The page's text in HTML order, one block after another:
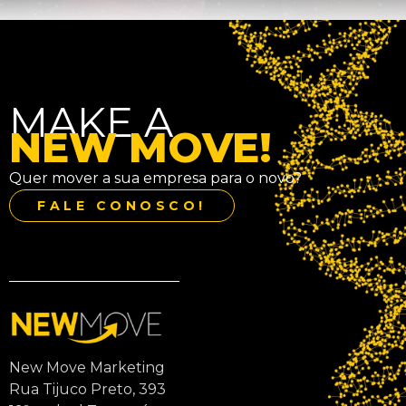
MAKE A
NEW MOVE!
Quer mover a sua empresa para o novo?
FALE CONOSCO!
New Move Marketing
Rua Tijuco Preto, 393